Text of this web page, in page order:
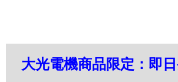
大光電機商品限定：即